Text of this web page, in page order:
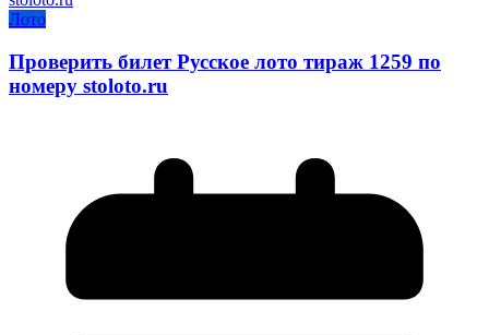
Лото
Проверить билет Русское лото тираж 1259 по
номеру stoloto.ru